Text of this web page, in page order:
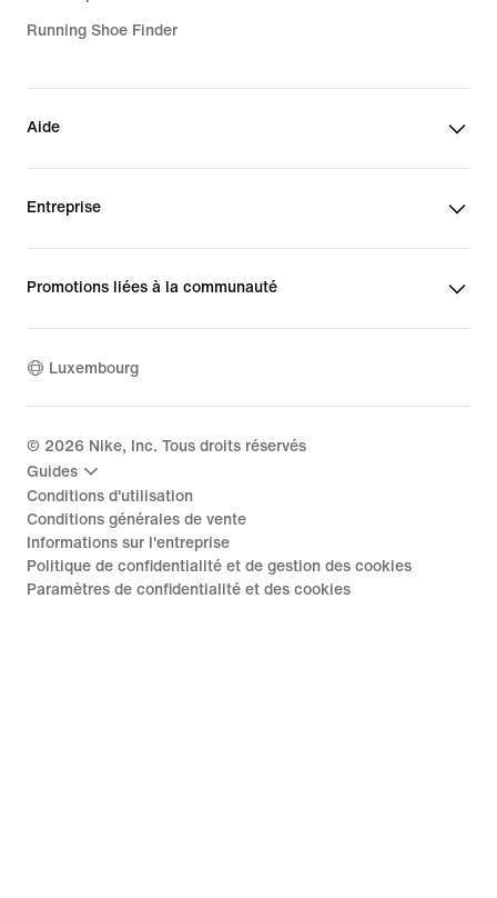
Running Shoe Finder
Aide
Entreprise
Promotions liées à la communauté
Luxembourg
© 2026 Nike, Inc. Tous droits réservés
Guides
Conditions d'utilisation
Conditions générales de vente
Informations sur l'entreprise
Politique de confidentialité et de gestion des cookies
Paramètres de confidentialité et des cookies